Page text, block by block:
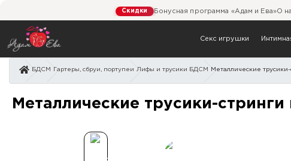
Скидки Бонусная программа «Адам и Ева»О
Секс игрушки
БДСМ Гартеры, сбруи, портупеи Лифы и трусики БДСМ Металлические
Металлические трусики-
Металлические трусики-